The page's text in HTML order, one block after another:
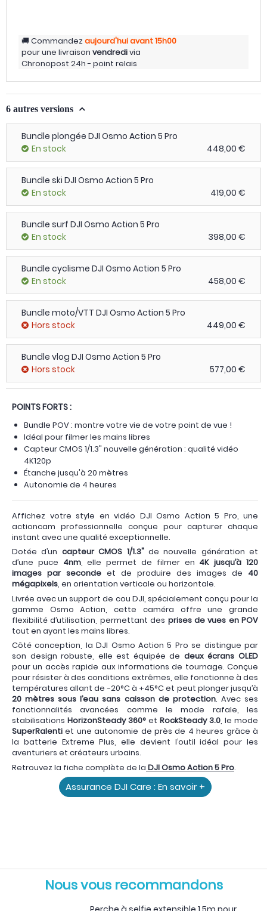
Commandezaujourd'huiavant 15h00
pour une livraison vendredivia
Chronopost 24h - point relais
6 autres versions
Bundle plongée DJI Osmo Action 5 Pro
En stock
448,00 €
Bundle ski DJI Osmo Action 5 Pro
En stock
419,00 €
Bundle surf DJI Osmo Action 5 Pro
En stock
398,00 €
Bundle cyclisme DJI Osmo Action 5 Pro
En stock
458,00 €
Bundle moto/VTT DJI Osmo Action 5 Pro
Hors stock
449,00 €
Bundle vlog DJI Osmo Action 5 Pro
Hors stock
577,00 €
POINTS FORTS :
Bundle POV : montre votre vie de votre point de vue !
Idéal pour filmer les mains libres
Capteur CMOS 1/1.3" nouvelle génération : qualité vidéo
4K120p
Étanche jusqu'à 20 mètres
Autonomie de 4 heures
Affichez votre style en vidéo DJI Osmo Action 5 Pro, une
actioncam professionnelle conçue pour capturer chaque
instant avec une qualité exceptionnelle.
Dotée d’un capteur CMOS 1/1.3"de nouvelle génération et
d’une puce 4nm, elle permet de filmer en 4K jusqu’à 120
images par seconde et de produire des images de 40
mégapixels, en orientation verticale ou horizontale.
Livrée avec un support de cou DJI, spécialement conçu pour la
gamme Osmo Action, cette caméra offre une grande
flexibilité d’utilisation, permettant des prises de vues en POV
tout en ayant les mains libres.
Côté conception, la DJI Osmo Action 5 Pro se distingue par
son design robuste, elle est équipée de deux écrans OLED
pour un accès rapide aux informations de tournage. Conçue
pour résister à des conditions extrêmes, elle fonctionne à des
températures allant de -20°C à +45°C et peut plonger jusqu’à
20 mètres sous l’eau sans caisson de protection. Avec ses
fonctionnalités avancées comme le mode rafale, les
stabilisations HorizonSteady 360° et RockSteady 3.0, le mode
SuperRalenti et une autonomie de près de 4 heures grâce à
la batterie Extreme Plus, elle devient l’outil idéal pour les
aventuriers et créateurs urbains.
Retrouvez la fiche complète de la DJI Osmo Action 5 Pro.
Assurance DJI Care : En savoir +
Nous vous recommandons